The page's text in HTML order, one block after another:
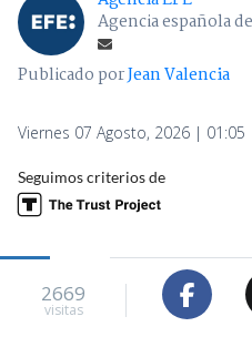
Agencia española
Publicado porJean Valencia
Viernes 07 Agosto, 2026 | 01:05
Seguimos criterios de
2669
visitas